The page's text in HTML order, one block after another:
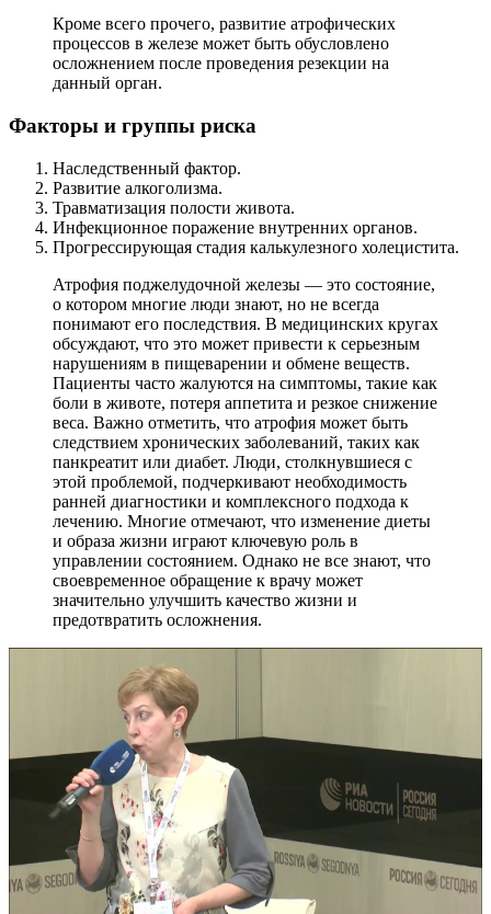
Кроме всего прочего, развитие атрофических
процессов в железе может быть обусловлено
осложнением после проведения резекции на
данный орган.
Факторы и группы риска
Наследственный фактор.
Развитие алкоголизма.
Травматизация полости живота.
Инфекционное поражение внутренних органов.
Прогрессирующая стадия калькулезного холецистита.
Атрофия поджелудочной железы — это состояние,
о котором многие люди знают, но не всегда
понимают его последствия. В медицинских кругах
обсуждают, что это может привести к серьезным
нарушениям в пищеварении и обмене веществ.
Пациенты часто жалуются на симптомы, такие как
боли в животе, потеря аппетита и резкое снижение
веса. Важно отметить, что атрофия может быть
следствием хронических заболеваний, таких как
панкреатит или диабет. Люди, столкнувшиеся с
этой проблемой, подчеркивают необходимость
ранней диагностики и комплексного подхода к
лечению. Многие отмечают, что изменение диеты
и образа жизни играют ключевую роль в
управлении состоянием. Однако не все знают, что
своевременное обращение к врачу может
значительно улучшить качество жизни и
предотвратить осложнения.